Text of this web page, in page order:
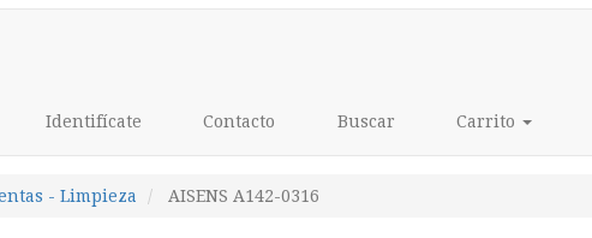
Identifícate Contacto Buscar Carrito
- Limpieza AISENS A142-0316